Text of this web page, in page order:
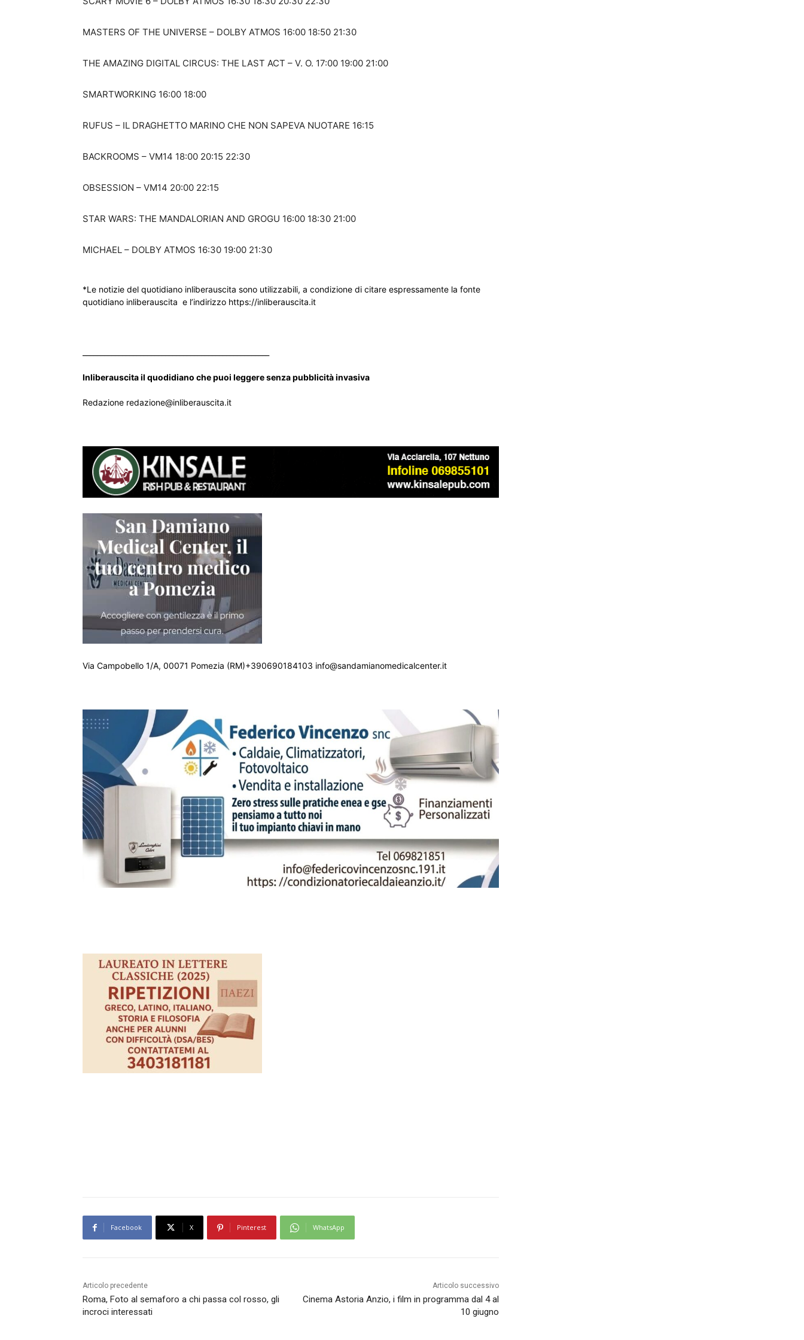
MASTERS OF THE UNIVERSE – DOLBY ATMOS 16:00 18:50 21:30
THE AMAZING DIGITAL CIRCUS: THE LAST ACT – V. O. 17:00 19:00 21:00
SMARTWORKING 16:00 18:00
RUFUS – IL DRAGHETTO MARINO CHE NON SAPEVA NUOTARE 16:15
BACKROOMS – VM14 18:00 20:15 22:30
OBSESSION – VM14 20:00 22:15
STAR WARS: THE MANDALORIAN AND GROGU 16:00 18:30 21:00
MICHAEL – DOLBY ATMOS 16:30 19:00 21:30
*Le notizie del quotidiano inliberauscita sono utilizzabili, a condizione di citare espressamente la fonte
quotidiano inliberauscita e l’indirizzo https://inliberauscita.it
Inliberauscita il quodidiano che puoi leggere senza pubblicità invasiva
Redazione redazione@inliberauscita.it
Via Campobello 1/A, 00071 Pomezia (RM)+390690184103 info@sandamianomedicalcenter.it
Facebook X Pinterest WhatsApp
Articolo precedente
Roma, Foto al semaforo a chi passa col rosso, gli
incroci interessati
Articolo successivo
Cinema Astoria Anzio, i film in programma dal 4 al
10 giugno